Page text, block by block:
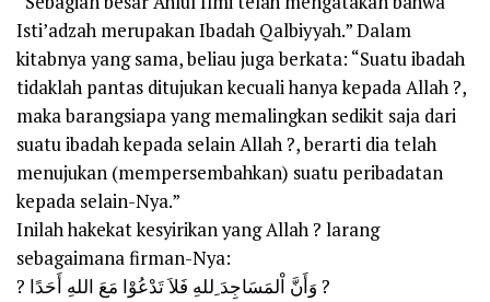
Isti’adzah merupakan Ibadah Qalbiyyah.” Dalam
kitabnya yang sama, beliau juga berkata: “Suatu ibadah
tidaklah pantas ditujukan kecuali hanya kepada Allah ?,
maka barangsiapa yang memalingkan sedikit saja dari
suatu ibadah kepada selain Allah ?, berarti dia telah
menujukan (mempersembahkan) suatu peribadatan
kepada selain-Nya.”
Inilah hakekat kesyirikan yang Allah ? larang
sebagaimana firman-Nya:
? وَأَنَّ اْلمَسَاجِدَ ِللهِ فَلاَ تَدْعُوْا مَعَ اللهِ أَحَدًا ?